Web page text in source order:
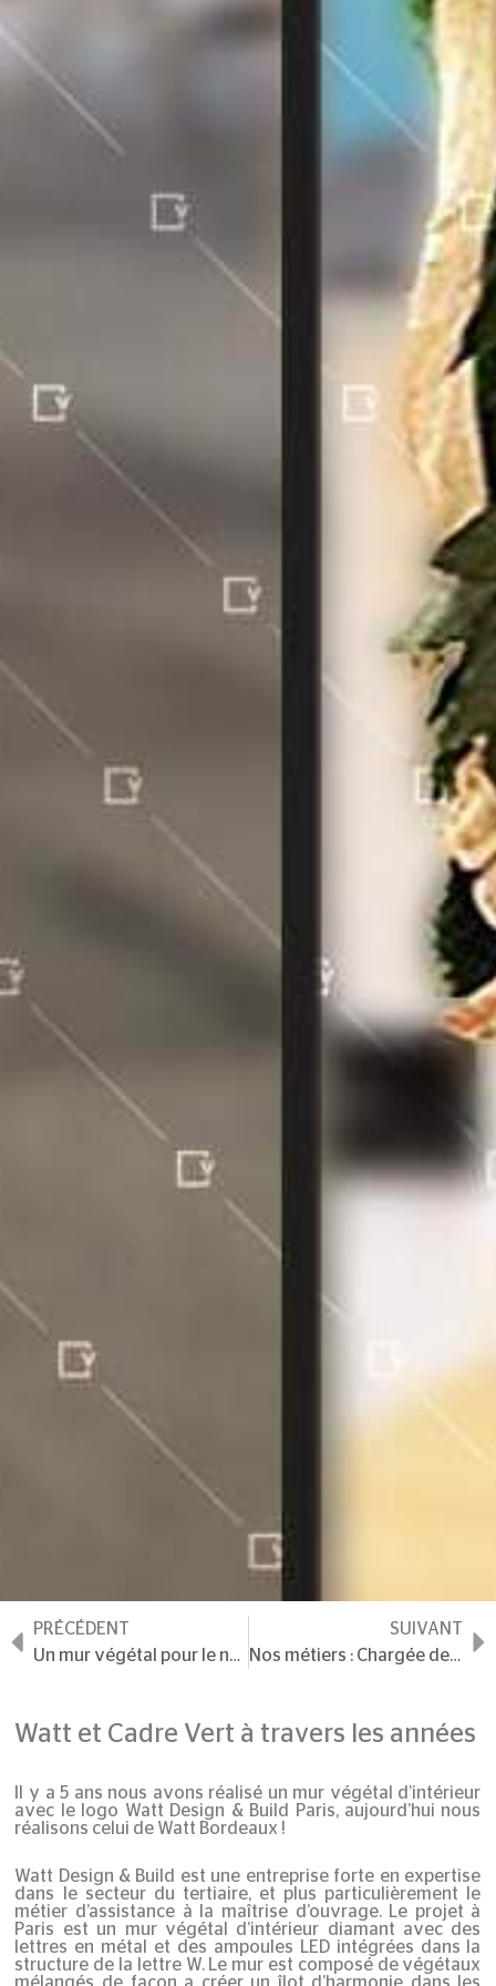
PRÉCÉDENT
Un mur végétal pour le nouveau showroom Highsun
SUIVANT
Nos métiers : Chargée de relations clients
Watt et Cadre Vert à travers les années
Il y a 5 ans nous avons réalisé un mur végétal d’intérieur
avec le logo Watt Design & Build Paris, aujourd’hui nous
réalisons celui de Watt Bordeaux !
Watt Design & Build est une entreprise forte en expertise
dans le secteur du tertiaire, et plus particulièrement le
métier d’assistance à la maîtrise d’ouvrage. Le projet à
Paris est un mur végétal d’intérieur diamant avec des
lettres en métal et des ampoules LED intégrées dans la
structure de la lettre W. Le mur est composé de végétaux